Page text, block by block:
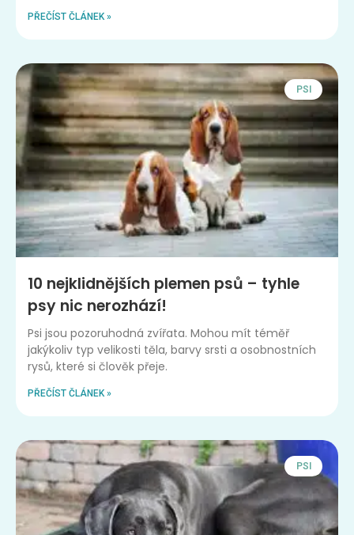
PŘEČÍST ČLÁNEK »
PSI
10 nejklidnějších plemen psů – tyhle
psy nic nerozhází!
Psi jsou pozoruhodná zvířata. Mohou mít téměř
jakýkoliv typ velikosti těla, barvy srsti a osobnostních
rysů, které si člověk přeje.
PŘEČÍST ČLÁNEK »
PSI